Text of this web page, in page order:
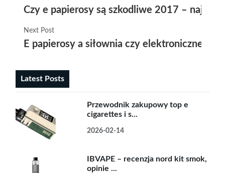
Czy e papierosy są szkodliwe 2017 –
Next Post
E papierosy a siłownia czy elektroniczne
Latest Posts
Przewodnik zakupowy top e
cigarettes i s...
2026-02-14
IBVAPE – recenzja nord kit smok,
opinie ...